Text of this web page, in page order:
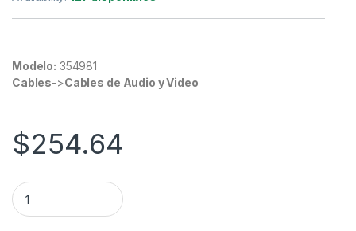
Modelo: 354981
Cables->Cables de Audio y Video
$254.64
Manhattan Cable USB A 3.1 Macho - USB C 3.1 Macho, 3